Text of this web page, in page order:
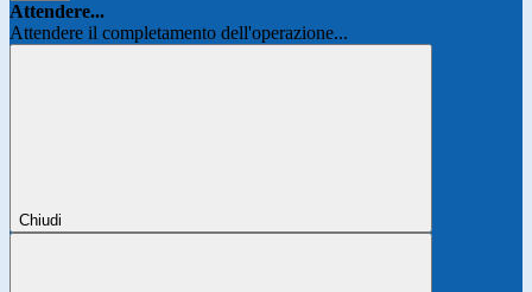
Attendere...
Attendere il completamento dell'operazione...
Chiudi